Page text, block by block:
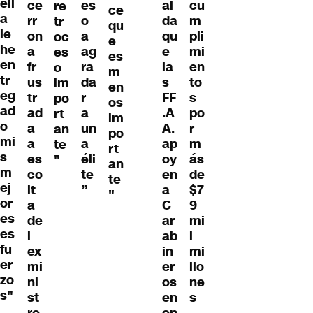
a
le
he
en
tr
eg
ad
o
mi
s
m
ej
or
es
es
fu
er
zo
s"
ce
rr
on
a
fr
us
tr
ad
a
a
es
co
lt
a
de
l
ex
mi
ni
st
re
tr
oc
es
o
im
po
rt
an
te
"
es
o
a
ag
ra
da
r
a
un
a
éli
te
”
ce
qu
e
es
m
en
os
im
po
rt
an
te
"
al
da
qu
e
la
s
FF
.A
A.
ap
oy
en
a
C
ar
ab
in
er
os
en
cu
m
pli
mi
en
to
s
po
r
m
ás
de
$7
9
mi
l
mi
llo
ne
s